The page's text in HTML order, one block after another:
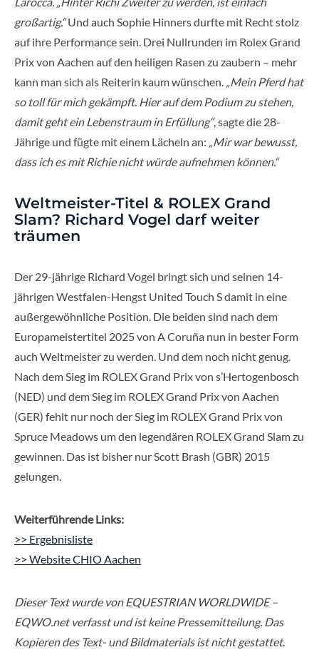
großartig.“Und auch Sophie Hinners durfte mit Recht stolz
auf ihre Performance sein. Drei Nullrunden im Rolex Grand
Prix von Aachen auf den heiligen Rasen zu zaubern – mehr
kann man sich als Reiterin kaum wünschen. „Mein Pferd hat
so toll für mich gekämpft. Hier auf dem Podium zu stehen,
damit geht ein Lebenstraum in Erfüllung“, sagte die 28-
Jährige und fügte mit einem Lächeln an: „Mir war bewusst,
dass ich es mit Richie nicht würde aufnehmen können.“
Weltmeister-Titel & ROLEX Grand
Slam? Richard Vogel darf weiter
träumen
Der 29-jährige Richard Vogel bringt sich und seinen 14-
jährigen Westfalen-Hengst United Touch S damit in eine
außergewöhnliche Position. Die beiden sind nach dem
Europameistertitel 2025 von A Coruña nun in bester Form
auch Weltmeister zu werden. Und dem noch nicht genug.
Nach dem Sieg im ROLEX Grand Prix von s’Hertogenbosch
(NED) und dem Sieg im ROLEX Grand Prix von Aachen
(GER) fehlt nur noch der Sieg im ROLEX Grand Prix von
Spruce Meadows um den legendären ROLEX Grand Slam zu
gewinnen. Das ist bisher nur Scott Brash (GBR) 2015
gelungen.
Weiterführende Links:
>> Ergebnisliste
>> Website CHIO Aachen
Dieser Text wurde von EQUESTRIAN WORLDWIDE –
EQWO.net verfasst und ist keine Pressemitteilung. Das
Kopieren des Text- und Bildmaterials ist nicht gestattet.